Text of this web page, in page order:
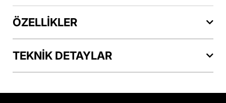
ÖZELLİKLER
TEKNİK DETAYLAR